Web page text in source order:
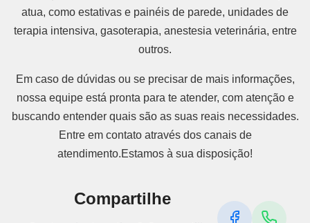
atua, como estativas e painéis de parede, unidades de
terapia intensiva, gasoterapia, anestesia veterinária, entre
outros.
Em caso de dúvidas ou se precisar de mais informações,
nossa equipe está pronta para te atender, com atenção e
buscando entender quais são as suas reais necessidades.
Entre em contato através dos canais de
atendimento.Estamos à sua disposição!
Compartilhe